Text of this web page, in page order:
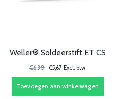
Weller® Soldeerstift ET CS
€6,30 €5,67 Excl. btw
Toevoegen aan winkelwagen